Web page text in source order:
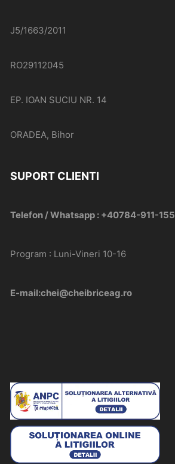
J5/1663/2011
RO29112045
EP. IOAN SUCIU NR. 14
ORADEA, Bihor
SUPORT CLIENTI
Telefon / Whatsapp : +40784-911-155
Program : Luni-Vineri 10-16
E-mail:chei@cheibriceag.ro